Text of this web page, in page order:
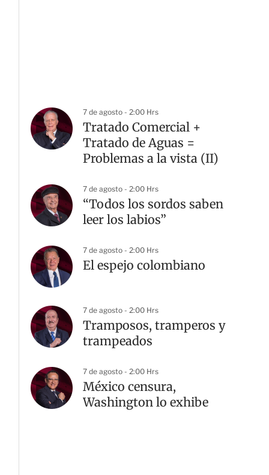
7 de agosto - 2:00 Hrs
Tratado Comercial +
Tratado de Aguas =
Problemas a la vista (II)
7 de agosto - 2:00 Hrs
“Todos los sordos saben
leer los labios”
7 de agosto - 2:00 Hrs
El espejo colombiano
7 de agosto - 2:00 Hrs
Tramposos, tramperos y
trampeados
7 de agosto - 2:00 Hrs
México censura,
Washington lo exhibe